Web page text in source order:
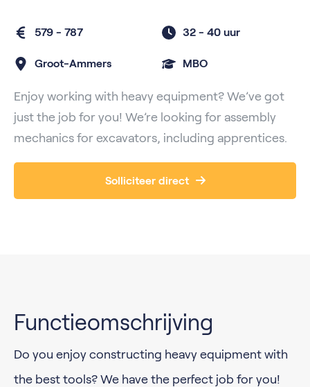
579 - 787 32 - 40 uur
Groot-Ammers MBO
Enjoy working with heavy equipment? We’ve got
just the job for you! We’re looking for assembly
mechanics for excavators, including apprentices.
Solliciteer direct
Functieomschrijving
Do you enjoy constructing heavy equipment with
the best tools? We have the perfect job for you!